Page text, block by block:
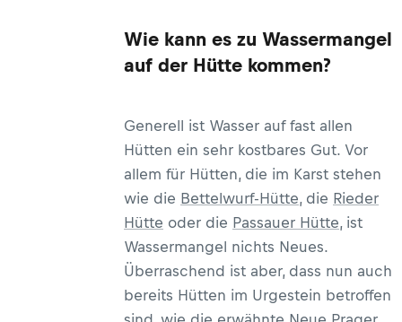
Wie kann es zu Wassermangel
auf der Hütte kommen?
Generell ist Wasser auf fast allen
Hütten ein sehr kostbares Gut. Vor
allem für Hütten, die im Karst stehen
wie die Bettelwurf-Hütte, die Rieder
Hütte oder die Passauer Hütte, ist
Wassermangel nichts Neues.
Überraschend ist aber, dass nun auch
bereits Hütten im Urgestein betroffen